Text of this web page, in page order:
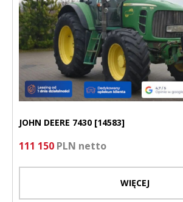
JOHN DEERE 7430 [14583]
111 150 PLN netto
WIĘCEJ